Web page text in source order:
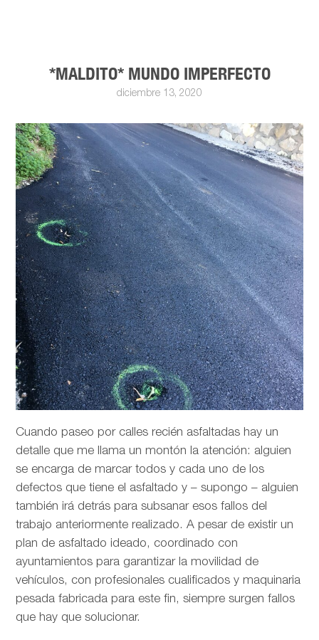
*MALDITO* MUNDO IMPERFECTO
diciembre 13, 2020
Cuando paseo por calles recién asfaltadas hay un
detalle que me llama un montón la atención: alguien
se encarga de marcar todos y cada uno de los
defectos que tiene el asfaltado y – supongo – alguien
también irá detrás para subsanar esos fallos del
trabajo anteriormente realizado. A pesar de existir un
plan de asfaltado ideado, coordinado con
ayuntamientos para garantizar la movilidad de
vehículos, con profesionales cualificados y maquinaria
pesada fabricada para este fin, siempre surgen fallos
que hay que solucionar.